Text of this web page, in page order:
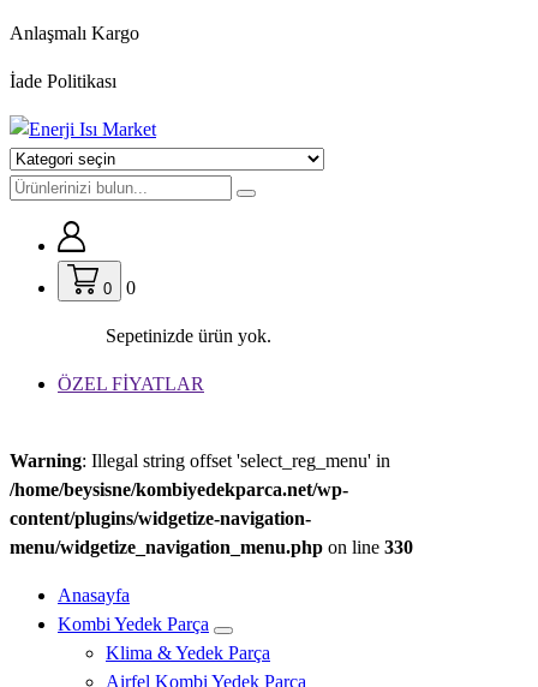
İçeriğe
Anlaşmalı Kargo
İade Politikası
0 0
Sepetinizde ürün yok.
ÖZEL FİYATLAR
Warning: Illegal string offset 'select_reg_menu' in
/home/beysisne/kombiyedekparca.net/wp-
content/plugins/widgetize-navigation-
menu/widgetize_navigation_menu.php on line 330
Anasayfa
Kombi Yedek Parça
Klima & Yedek Parça
Airfel Kombi Yedek Parça